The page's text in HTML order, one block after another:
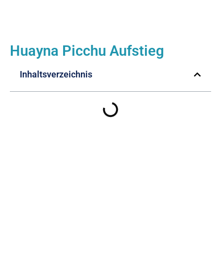
Huayna Picchu Aufstieg
Inhaltsverzeichnis